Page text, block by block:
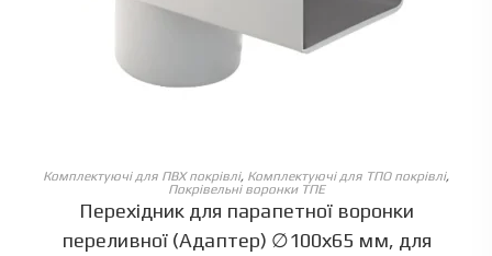
ОБЕРІТЬ ОПЦІЇ
Комплектуючі для ПВХ покрівлі, Комплектуючі для ТПО покрівлі,
Покрівельні воронки ТПЕ
Перехідник для парапетної воронки
переливної (Адаптер) ∅100х65 мм, для